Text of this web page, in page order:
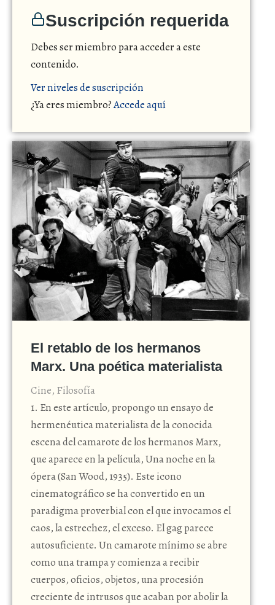
Suscripción requerida
Debes ser miembro para acceder a este
contenido.
Ver niveles de suscripción
¿Ya eres miembro?Accede aquí
El retablo de los hermanos
Marx. Una poética materialista
Cine, Filosofía
1. En este artículo, propongo un ensayo de
hermenéutica materialista de la conocida
escena del camarote de los hermanos Marx,
que aparece en la película, Una noche en la
ópera (San Wood, 1935). Este icono
cinematográfico se ha convertido en un
paradigma proverbial con el que invocamos el
caos, la estrechez, el exceso. El gag parece
autosuficiente. Un camarote mínimo se abre
como una trampa y comienza a recibir
cuerpos, oficios, objetos, una procesión
creciente de intrusos que acaban por abolir la